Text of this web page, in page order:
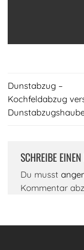
Dunstabzug –
Kochfeldabzug
SCHREIBE
Du musst
Kommentar